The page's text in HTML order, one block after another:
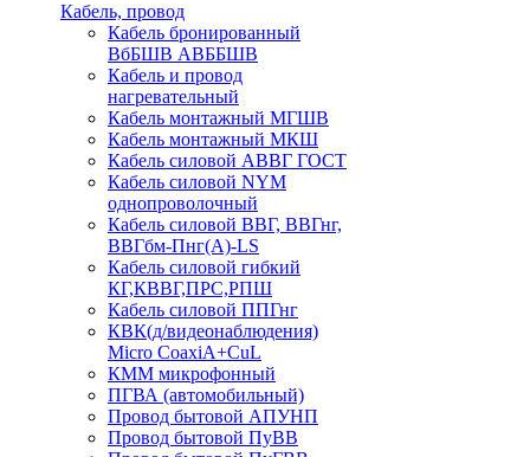
Кабель, провод
Кабель бронированный
ВбБШВ АВББШВ
Кабель и провод
нагревательный
Кабель монтажный МГШВ
Кабель монтажный МКШ
Кабель силовой АВВГ ГОСТ
Кабель силовой NYM
однопроволочный
Кабель силовой ВВГ, ВВГнг,
ВВГбм-Пнг(А)-LS
Кабель силовой гибкий
КГ,КВВГ,ПРС,РПШ
Кабель силовой ППГнг
КВК(д/видеонаблюдения)
Micro CoaxiA+CuL
КММ микрофонный
ПГВА (автомобильный)
Провод бытовой АПУНП
Провод бытовой ПуВВ